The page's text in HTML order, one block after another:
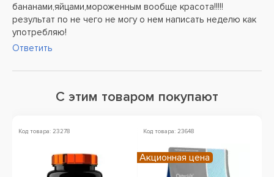
бананами,яйцами,мороженным вообще красота!!!!!
результат по не чего не могу о нем написать неделю как
употребляю!
Ответить
С этим товаром покупают
Код товара: 23278 Код товара: 23648
Акционная цена